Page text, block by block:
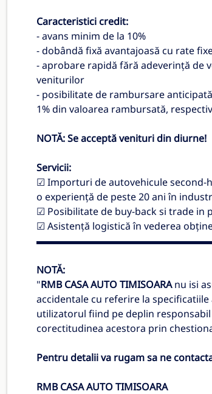
Caracteristici credit:
- avans minim de la 10%
- dobândă fixă avantajoasă cu rate
- aprobare rapidă fără adeverință de
veniturilor
- posibilitate de rambursare
1% din valoarea rambursată,
NOTĂ: Se acceptă venituri din diurne!
Servicii:
☑ Importuri de autovehicule second-
o experiență de peste 20 ani în
☑ Posibilitate de buy-back si trade in
☑ Asistență logistică în vederea
NOTĂ:
"RMB CASA AUTO TIMISOARAnu isi
accidentale cu referire la
utilizatorul fiind pe deplin
corectitudinea acestora prin
Pentru detalii va rugam sa ne
RMB CASA AUTO TIMISOARA